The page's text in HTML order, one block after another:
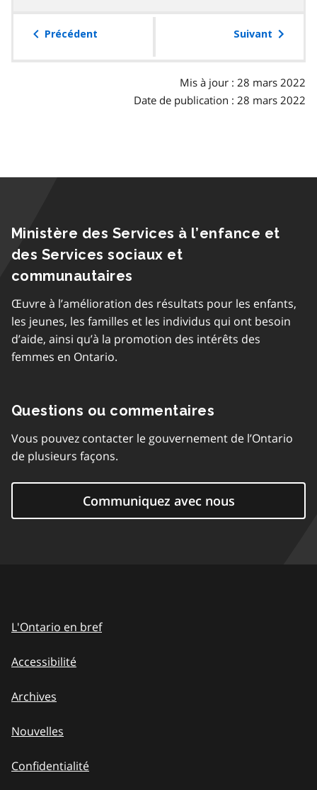
table
Précédent Suivant
Mis à jour : 28 mars 2022
Date de publication : 28 mars 2022
Ministère des Services à l’enfance et
des Services sociaux et
communautaires
Œuvre à l’amélioration des résultats pour les enfants,
les jeunes, les familles et les individus qui ont besoin
d’aide, ainsi qu’à la promotion des intérêts des
femmes en Ontario.
Questions ou commentaires
Vous pouvez contacter le gouvernement de l’Ontario
de plusieurs façons.
Communiquez avec nous
L'Ontario en bref
Accessibilité
Archives
Nouvelles
Confidentialité